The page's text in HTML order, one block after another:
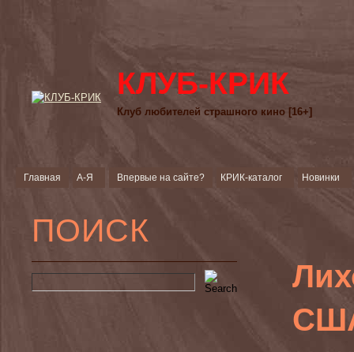
КЛУБ-КРИК
Клуб любителей страшного кино [16+]
Главная А-Я Впервые на сайте? КРИК-каталог Новинки
ПОИСК